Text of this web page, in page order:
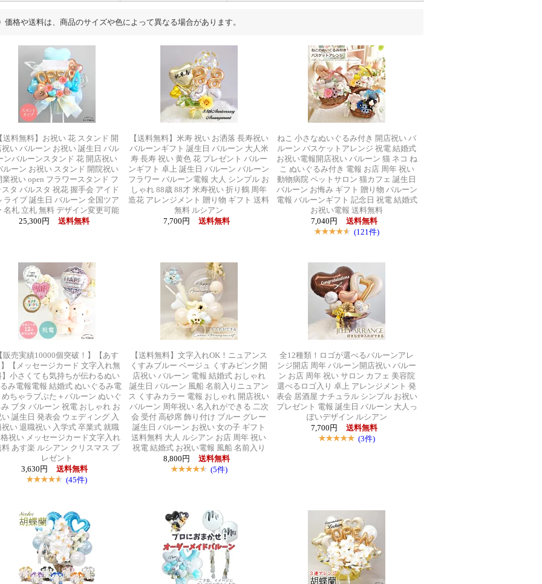
価格や送料は、商品のサイズや色によって異なる場合があります。
送料無料】お祝い 花 スタンド 開
祝い バルーン お祝い 誕生日 バル
ンバルーンスタンド 花 開店祝い
ルーン お祝い スタンド 開院祝い
業祝い open フラワースタンド フ
スタ バルスタ 祝花 握手会 アイド
ライブ 誕生日 バルーン 全国ツア
名札 立札 無料 デザイン変更可能
25,300円
送料無料
【送料無料】米寿 祝い お洒落 長寿祝い
バルーンギフト 誕生日 バルーン 大人米
寿 長寿 祝い 黄色 花 プレゼント バルー
ンギフト 卓上 誕生日 バルーン バルーン
フラワー バルーン電報 大人 シンプル お
しゃれ 88歳 88才 米寿祝い 折り鶴 周年
造花 アレンジメント 贈り物 ギフト 送料
無料 ルシアン
7,700円
送料無料
ねこ 小さなぬいぐるみ付き 開店祝い バ
ルーン バスケットアレンジ 祝電 結婚式
お祝い電報開店祝い バルーン 猫 ネコ ね
こ ぬいぐるみ付き 電報 お店 周年 祝い
動物病院 ペットサロン 猫カフェ 誕生日
バルーン お悔み ギフト 贈り物 バルーン
電報 バルーンギフト 記念日 祝電 結婚式
お祝い電報 送料無料
7,040円
送料無料
(121件)
販売実績10000個突破！】【あす
【メッセージカード 文字入れ無
】小さくても気持ちが伝わるぬい
み電報電報 結婚式 ぬいぐるみ電
めちゃラブぶた＋バルーン ぬいぐ
ブタ バルーン 祝電 おしゃれ お
い 誕生日 発表会 ウェディング 入
祝い 退職祝い 入学式 卒業式 就職
祝い メッセージカード文字入れ
料 あす楽 ルシアン クリスマス プ
レゼント
3,630円
送料無料
(45件)
【送料無料】文字入れOK！ニュアンス
くすみブルー ベージュ くすみピンク開
店祝い バルーン 電報 結婚式 おしゃれ
誕生日 バルーン 風船 名前入りニュアン
ス くすみカラー 電報 おしゃれ 開店祝い
バルーン 周年祝い 名入れができる 二次
会 受付 高砂席 飾り付け ブルー グレー
誕生日 バルーン お祝い 女の子 ギフト
送料無料 大人 ルシアン お店 周年 祝い
祝電 結婚式 お祝い電報 風船 名前入り
8,800円
送料無料
(5件)
全12種類！ロゴが選べるバルーンアレ
ンジ開店 周年 バルーン開店祝い バルー
ン お店 周年 祝い サロン カフェ 美容院
選べるロゴ入り 卓上 アレンジメント 発
表会 居酒屋 ナチュラル シンプル お祝い
プレゼント 電報 誕生日 バルーン 大人っ
ぽいデザイン ルシアン
7,700円
送料無料
(3件)